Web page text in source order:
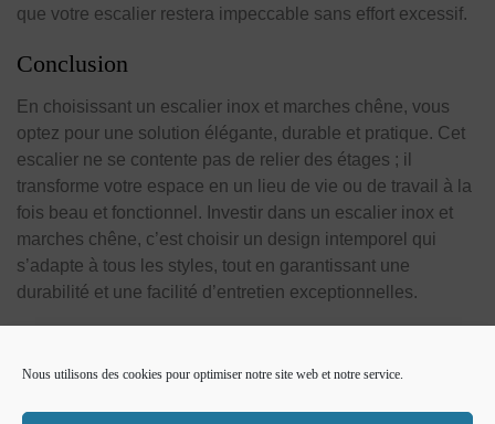
Nous utilisons des cookies pour optimiser notre site web et notre service.
que votre escalier restera impeccable sans effort excessif.
Conclusion
En choisissant un escalier inox et marches chêne, vous
optez pour une solution élégante, durable et pratique. Cet
escalier ne se contente pas de relier des étages ; il
transforme votre espace en un lieu de vie ou de travail à la
fois beau et fonctionnel. Investir dans un escalier inox et
marches chêne, c’est choisir un design intemporel qui
s’adapte à tous les styles, tout en garantissant une
durabilité et une facilité d’entretien exceptionnelles.